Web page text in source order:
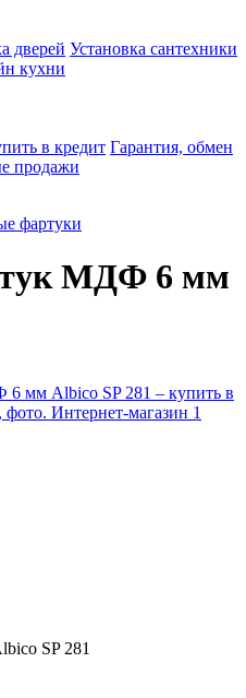
дверей Установка сантехники
кухни
в кредит Гарантия, обмен
продажи
фартуки
МДФ 6 мм
SP 281